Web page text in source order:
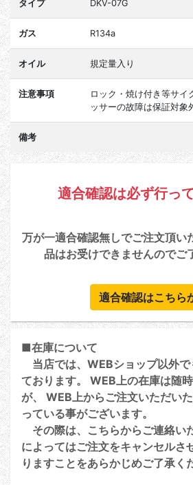
タイプ DKV-07G
ガス R134a
オイル 規定量入り
注意事項
ロック・焼け付き等サイ
ッサーの故障は保証対象
備考
適合確認は必ず行っ
万が一適合確認無しでご注文頂い
品はお受けできませんのでご
適合確認はこちら
■在庫について
当店では、WEBショップ以外で
ております。 WEB上の在庫は随
が、 WEB上からご注文いただい
っている事がございます。
その際は、こちらからご連絡い
によってはご注文をキャンセルさ
りますことをあらかじめご了承く